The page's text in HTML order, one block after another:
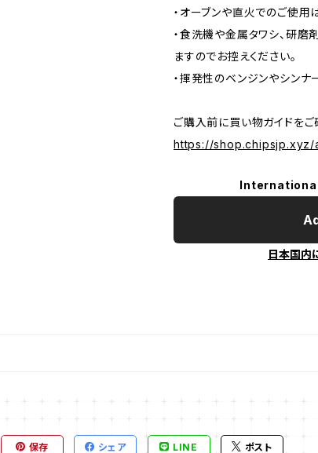
・オーブンや直火でのご使用
・食洗機や金属タワシ、研
ますのでお控えください。
・揮発性のベンジンやシンナ
ご購入前に買い物ガイドをご
https://shop.chipsjp.xyz/
日本国内
保存 シェア LINE ポスト